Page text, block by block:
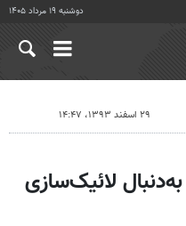
دوشنبه ۱۹ مرداد ۱۴۰۵
۲۹ اسفند ۱۳۹۳، ۱۴:۴۷
لائیک‌سازی